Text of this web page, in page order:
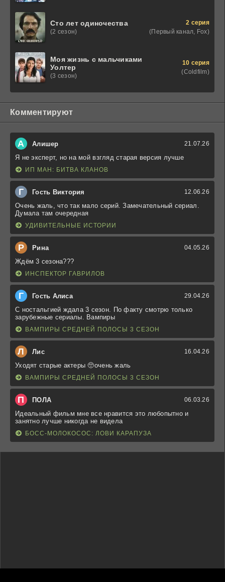
Сто лет одиночества
(2 сезон)
2 серия
(Первый канал, Fox)
Моя жизнь с мальчиками
Уолтер
(3 сезон)
10 серия
(Coldfilm)
Комментируют
А Алишер 21.07.26
Я не эксперт, но на мой взгляд старая версия лучше
ИП МАН: БИТВА КЛАНОВ
Г Гость Виктория 12.06.26
Очень жаль, что так мало серий. Замечательный сериал.
Думала там очередная
УДИВИТЕЛЬНЫЕ ИСТОРИИ
Р Рина 04.05.26
Ждём 3 сезона???
ИНСПЕКТОР ГАВРИЛОВ
Г Гость Алиса 29.04.26
С ностальгией ждала 3 сезон. По факту смотрю только
зарубежные сериалы. Вампиры
ВАМПИРЫ СРЕДНЕЙ ПОЛОСЫ 3 СЕЗОН
Л Лис 16.04.26
Уходят старые актеры 🥺очень жаль
ВАМПИРЫ СРЕДНЕЙ ПОЛОСЫ 3 СЕЗОН
П ПОЛА 06.03.26
Идеальный фильм мне все нравится это любопытно и
занятно лучше никогда не видела
БОСС-МОЛОКОСОС: ЛОВИ КАРАПУЗА